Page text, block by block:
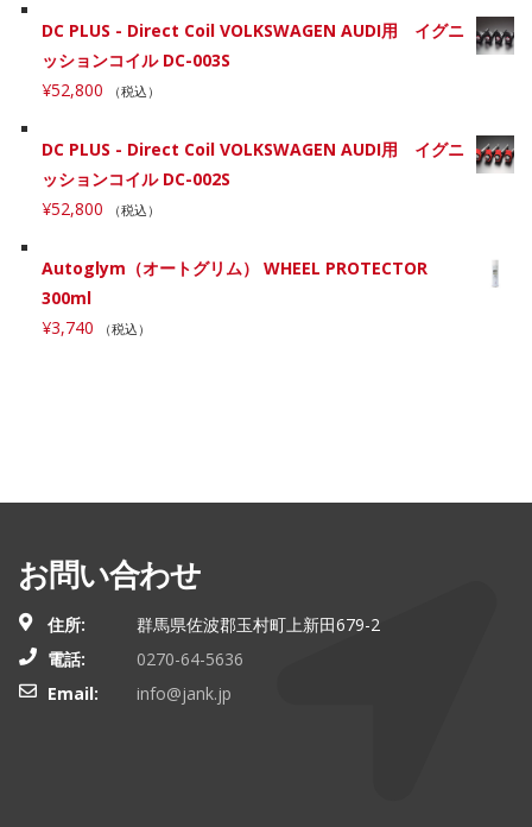
DC PLUS - Direct Coil VOLKSWAGEN AUDI用 イグニ
ッションコイル DC-003S
¥52,800 （税込）
DC PLUS - Direct Coil VOLKSWAGEN AUDI用 イグニ
ッションコイル DC-002S
¥52,800 （税込）
Autoglym（オートグリム） WHEEL PROTECTOR
300ml
¥3,740 （税込）
お問い合わせ
住所:
群馬県佐波郡玉村町上新田679-2
電話:
0270-64-5636
Email:
info@jank.jp